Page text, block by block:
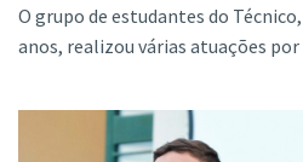
O grupo de estudantes do
anos, realizou várias atuações